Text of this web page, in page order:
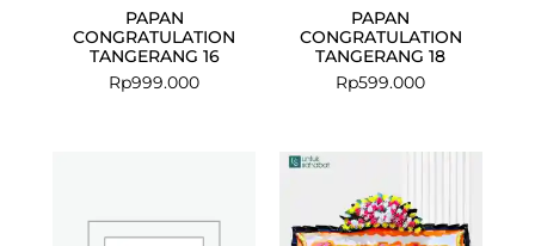
PAPAN
CONGRATULATION
TANGERANG 16
Rp999.000
PAPAN
CONGRATULATION
TANGERANG 18
Rp599.000